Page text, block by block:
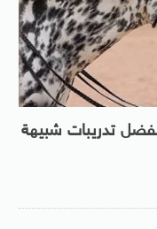
تدريبات شبيهة